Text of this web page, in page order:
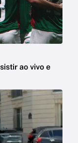
ao vivo e